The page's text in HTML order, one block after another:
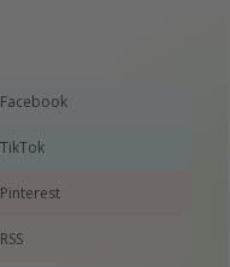
Facebook
TikTok
Pinterest
RSS